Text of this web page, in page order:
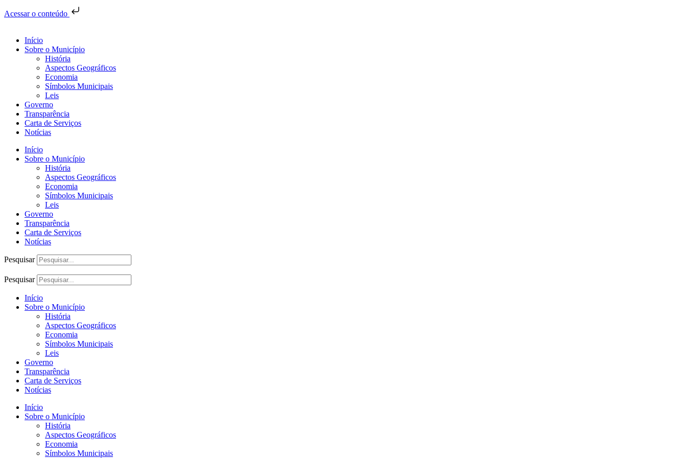
Acessar o conteúdo
Início
Sobre o Município
História
Aspectos Geográficos
Economia
Símbolos Municipais
Leis
Governo
Transparência
Carta de Serviços
Notícias
Início
Sobre o Município
História
Aspectos Geográficos
Economia
Símbolos Municipais
Leis
Governo
Transparência
Carta de Serviços
Notícias
Pesquisar
Pesquisar
Início
Sobre o Município
História
Aspectos Geográficos
Economia
Símbolos Municipais
Leis
Governo
Transparência
Carta de Serviços
Notícias
Início
Sobre o Município
História
Aspectos Geográficos
Economia
Símbolos Municipais